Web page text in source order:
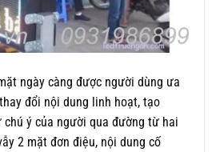
ngày càng được người dùng ưa
đổi nội dung linh hoạt, tạo
ý của người qua đường từ hai
2 mặt đơn điệu, nội dung cố